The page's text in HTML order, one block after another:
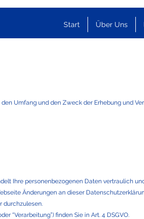
Start Über Uns
Umfang und den Zweck der Erhebung und
Ihre personenbezogenen Daten vertraulich
Änderungen an dieser
durchzulesen.
“Verarbeitung”) finden Sie in Art. 4 DSGVO.